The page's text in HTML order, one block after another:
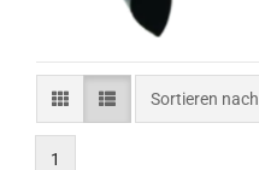
Sortieren nach
Sortieren nach
1